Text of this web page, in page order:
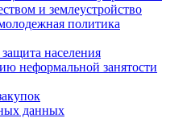
и землеустройство
политика
населения
неформальной занятости
данных